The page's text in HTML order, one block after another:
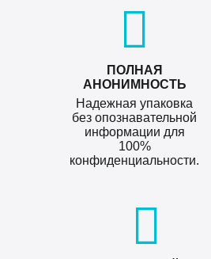
ПОЛНАЯ
АНОНИМНОСТЬ
Надежная упаковка
без опознавательной
информации для
100%
конфиденциальности.